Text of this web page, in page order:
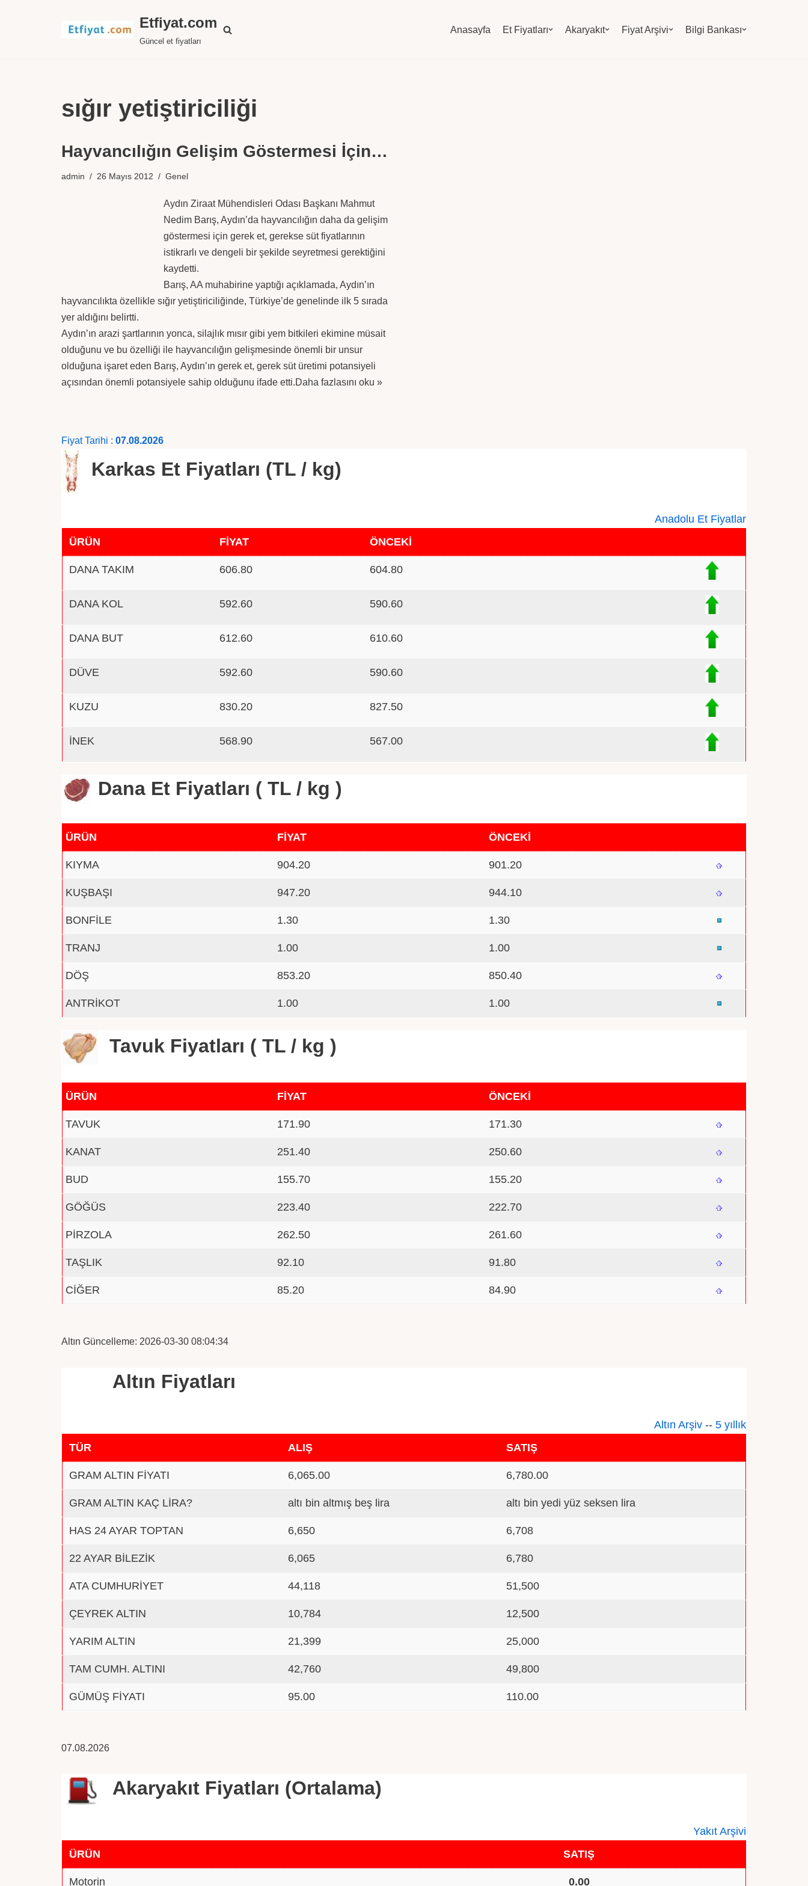
Etfiyat.com
Güncel et fiyatları
Anasayfa Et Fiyatları Akaryakıt Fiyat Arşivi Bilgi Bankası
sığır yetiştiriciliği
Hayvancılığın Gelişim Göstermesi İçin…
admin 26 Mayıs 2012 Genel
Aydın Ziraat Mühendisleri Odası Başkanı Mahmut
Nedim Barış, Aydın’da hayvancılığın daha da gelişim
göstermesi için gerek et, gerekse süt fiyatlarının
istikrarlı ve dengeli bir şekilde seyretmesi gerektiğini
kaydetti.
Barış, AA muhabirine yaptığı açıklamada, Aydın’ın
hayvancılıkta özellikle sığır yetiştiriciliğinde, Türkiye’de genelinde ilk 5 sırada
yer aldığını belirtti.
Aydın’ın arazi şartlarının yonca, silajlık mısır gibi yem bitkileri ekimine müsait
olduğunu ve bu özelliği ile hayvancılığın gelişmesinde önemli bir unsur
olduğuna işaret eden Barış, Aydın’ın gerek et, gerek süt üretimi potansiyeli
açısından önemli potansiyele sahip olduğunu ifade etti.Daha fazlasını oku »
Fiyat Tarihi : 07.08.2026
Karkas Et Fiyatları (TL / kg)
Anadolu Et Fiyatlar
ÜRÜN
FİYAT ÖNCEKİ
DANA TAKIM 606.80 604.80
DANA KOL 592.60 590.60
DANA BUT 612.60 610.60
DÜVE 592.60 590.60
KUZU 830.20 827.50
İNEK 568.90 567.00
Dana Et Fiyatları ( TL / kg )
ÜRÜN FİYAT ÖNCEKİ
KIYMA 904.20 901.20
KUŞBAŞI 947.20 944.10
BONFİLE 1.30 1.30
TRANJ 1.00 1.00
DÖŞ 853.20 850.40
ANTRİKOT 1.00 1.00
Tavuk Fiyatları ( TL / kg )
ÜRÜN FİYAT ÖNCEKİ
TAVUK 171.90 171.30
KANAT 251.40 250.60
BUD 155.70 155.20
GÖĞÜS 223.40 222.70
PİRZOLA 262.50 261.60
TAŞLIK 92.10 91.80
CİĞER 85.20 84.90
Altın Güncelleme: 2026-03-30 08:04:34
Altın Fiyatları
Altın Arşiv -- 5 yıllık
TÜR
ALIŞ SATIŞ
GRAM ALTIN FİYATI 6,065.00 6,780.00
GRAM ALTIN KAÇ LİRA? altı bin altmış beş lira altı bin yedi yüz seksen lira
HAS 24 AYAR TOPTAN 6,650 6,708
22 AYAR BİLEZİK 6,065 6,780
ATA CUMHURİYET 44,118 51,500
ÇEYREK ALTIN 10,784 12,500
YARIM ALTIN 21,399 25,000
TAM CUMH. ALTINI 42,760 49,800
GÜMÜŞ FİYATI 95.00 110.00
07.08.2026
Akaryakıt Fiyatları (Ortalama)
Yakıt Arşivi
ÜRÜN
SATIŞ
Motorin 0.00